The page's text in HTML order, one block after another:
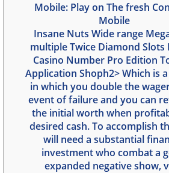
Mobile: Play on The fresh
Mobile
Insane Nuts Wide range
‎‎‎‎multiple Twice Diamond Slots
Casino Number Pro Edition
Application Shoph2> Which is
in which you double the
event of failure and you can
the initial worth when
desired cash. To accomplish
will need a substantial
investment who combat a
expanded negative show,